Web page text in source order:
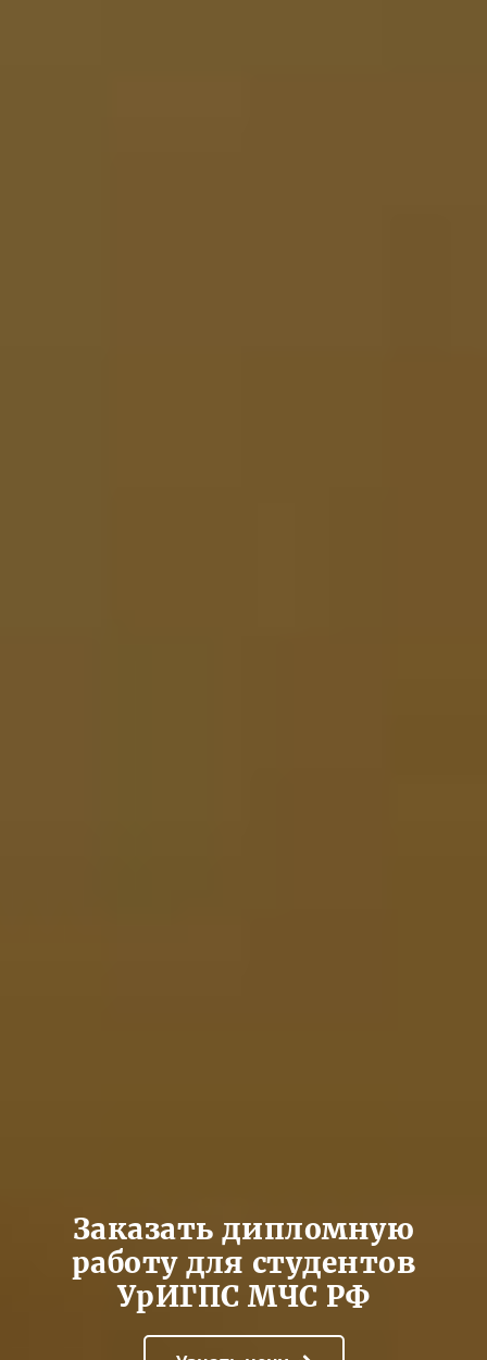
Заказать дипломную
работу для студентов
УрИГПС МЧС РФ